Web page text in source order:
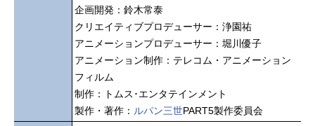
企画開発：鈴木常泰
クリエイティブプロデューサー：浄園祐
アニメーションプロデューサー：堀川優子
アニメーション制作：テレコム・アニメーション
フィルム
制作：トムス･エンタテインメント
製作・著作： ルパン三世PART5製作委員会